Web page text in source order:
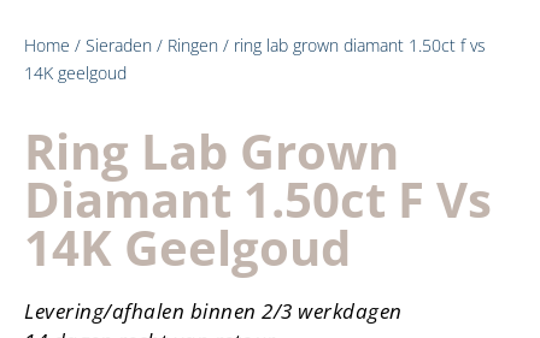
Home / Sieraden / Ringen / ring lab grown diamant 1.50ct f vs
14K geelgoud
Ring Lab Grown
Diamant 1.50ct F Vs
14K Geelgoud
Levering/afhalen binnen 2/3 werkdagen